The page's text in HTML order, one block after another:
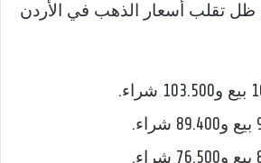
تقلب أسعار الذهب في الأردن